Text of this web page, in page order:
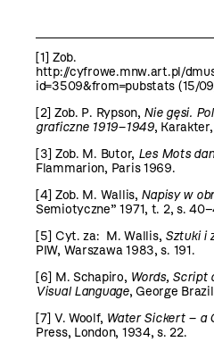
[1] Zob.
http://cyfrowe.mnw.art.pl/
id=3509&from=pubstats (15/
[2] Zob. P. Rypson, Nie gęsi.
graficzne 1919–1949,
[3] Zob. M. Butor, Les Mots
Flammarion, Paris 1969.
[4] Zob. M. Wallis, Napisy w
Semiotyczne” 1971, t. 2, s.
[5] Cyt. za: M. Wallis, Sztuki i
PIW, Warszawa 1983, s. 191.
[6] M. Schapiro, Words, Script
Visual Language, George
[7] V. Woolf, Water Sickert – a
Press, London, 1934, s. 22.